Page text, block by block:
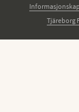
Tjäreborg